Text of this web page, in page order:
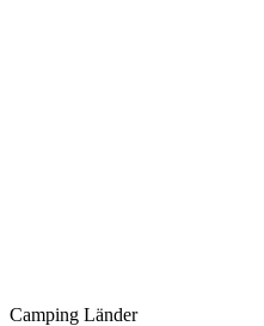
Camping Länder